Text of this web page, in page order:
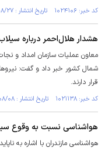
کد خبر: ۱۰۲۴۱۰۶ تاریخ انتشار : ۱۴۰۴/۰۸/۲۷
هشدار هلال‌احمر درباره
معاون عملیات سازمان امداد و
شمال کشور خبر داد و گفت:
قرار دارند.
کد خبر: ۱۰۲۱۱۳۸ تاریخ انتشار : ۱۴۰۴/۰۸/۰۸
هواشناسی نسبت به وقوع
هواشناسی مازندران با اشاره به